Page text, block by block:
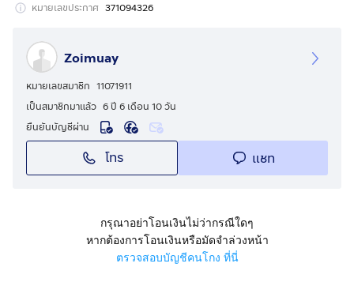
หมายเลขประกาศ 371094326
Zoimuay
หมายเลขสมาชิก 11071911
เป็นสมาชิกมาแล้ว 6 ปี 6 เดือน 10 วัน
ยืนยันบัญชีผ่าน
โทร แชท
กรุณาอย่าโอนเงินไม่ว่ากรณีใดๆ
หากต้องการโอนเงินหรือมัดจำล่วงหน้า
ตรวจสอบบัญชีคนโกง ที่นี่